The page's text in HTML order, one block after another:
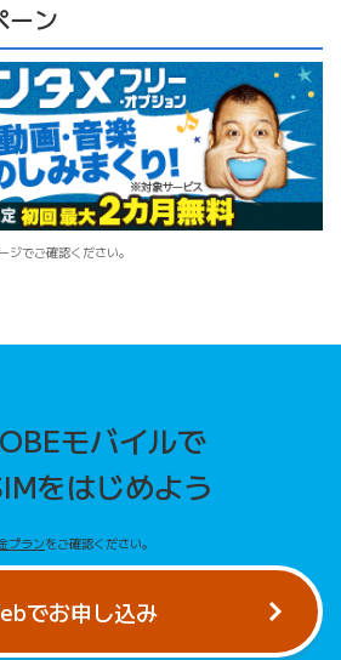
ーン
でご確認ください。
モバイルで
をはじめよう
プランをご確認ください。
でお申し込み